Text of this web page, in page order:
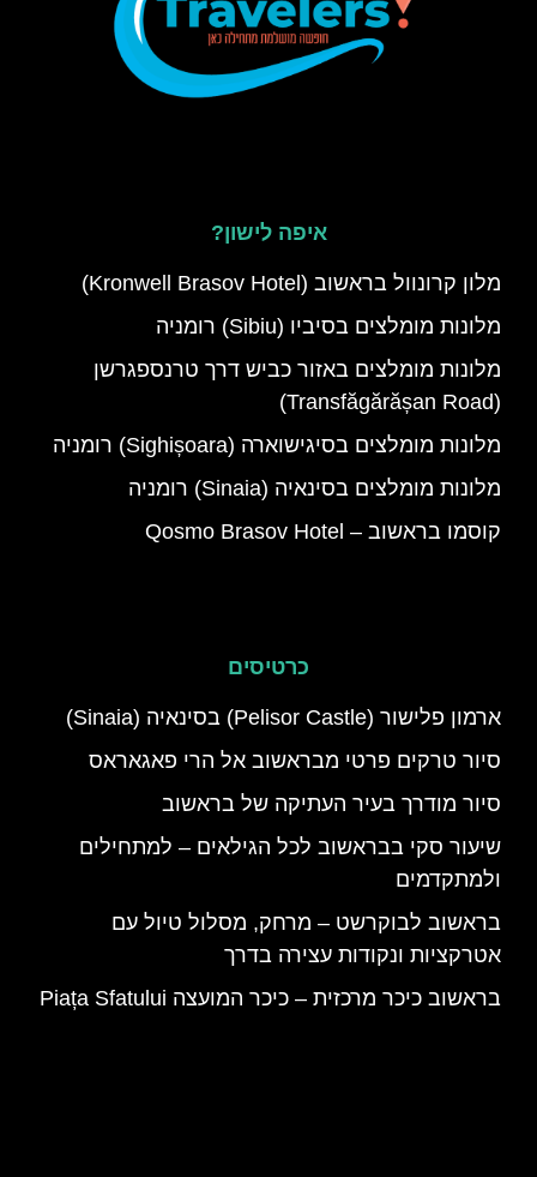
איפה לישון?
מלון קרונוול בראשוב (Kronwell Brasov Hotel)
מלונות מומלצים בסיביו (Sibiu) רומניה
מלונות מומלצים באזור כביש דרך טרנספגרשן
(Transfăgărășan Road)
מלונות מומלצים בסיגישוארה (Sighișoara) רומניה
מלונות מומלצים בסינאיה (Sinaia) רומניה
קוסמו בראשוב – Qosmo Brasov Hotel
כרטיסים
ארמון פלישור (Pelisor Castle) בסינאיה (Sinaia)
סיור טרקים פרטי מבראשוב אל הרי פאגאראס
סיור מודרך בעיר העתיקה של בראשוב
שיעור סקי בבראשוב לכל הגילאים – למתחילים
ולמתקדמים
בראשוב לבוקרשט – מרחק, מסלול טיול עם
אטרקציות ונקודות עצירה בדרך
בראשוב כיכר מרכזית – כיכר המועצה Piața Sfatului